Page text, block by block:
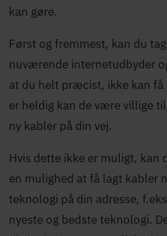
kan gøre.
Først og fremmest, kan du
nuværende internetudbyder
at du helt præcist, ikke kan få
er heldig kan de være villige
ny kabler på din vej.
Hvis dette ikke er muligt, kan
en mulighed at få lagt kabler
teknologi på din adresse,
nyeste og bedste teknologi.